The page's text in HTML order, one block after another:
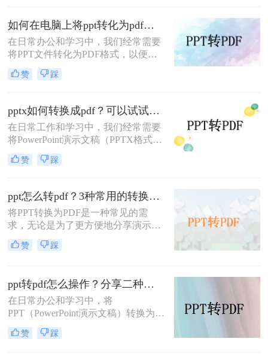
种常见的PPT转PDF方法，帮助您根
据实际需求选择最合适的方式。
如何在电脑上将ppt转化为pdf？分享三个实用且易学的转换方法！
在日常办公和学习中，我们经常需要
将PPT文件转化为PDF格式，以便更
好地进行分享、打印或存档。那么如
何在电脑上将PPT转化为PDF呢？本
PDF的方法。
赞 踩
pptx如何转换成pdf？可以试试这三个转换方法！
在日常工作和学习中，我们经常需要
将PowerPoint演示文稿（PPTX格式）
转换为PDF格式，以便更广泛地分
享、打印或保证在不同设备上的一致
Format）因其跨平台兼容性和保持文
档格式不变的特性而备受欢迎。那么
pptx如何转换成pdf呢？本文将详细介
绍几种将PPTX转换为PDF的高效方
法，帮助您轻松完成转换任务。
赞 踩
ppt怎么转pdf？3种常用的转换方法详解！
将PPT转换为PDF是一种常见的需
求，无论是为了更方便地分享演示文
稿，还是为了确保文档在不同设备上
的兼容性。那么ppt怎么转pdf呢？本
赞 踩
ppt转pdf怎么操作？分享二种快速转方法！
在日常办公和学习中，将
PPT（PowerPoint演示文稿）转换为
PDF格式是一种常见的需求。这样做
不仅能够确保文件在不同设备上的显
赞 踩